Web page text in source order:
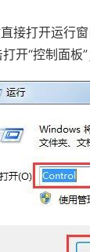
接打开运行
开“控制面板”